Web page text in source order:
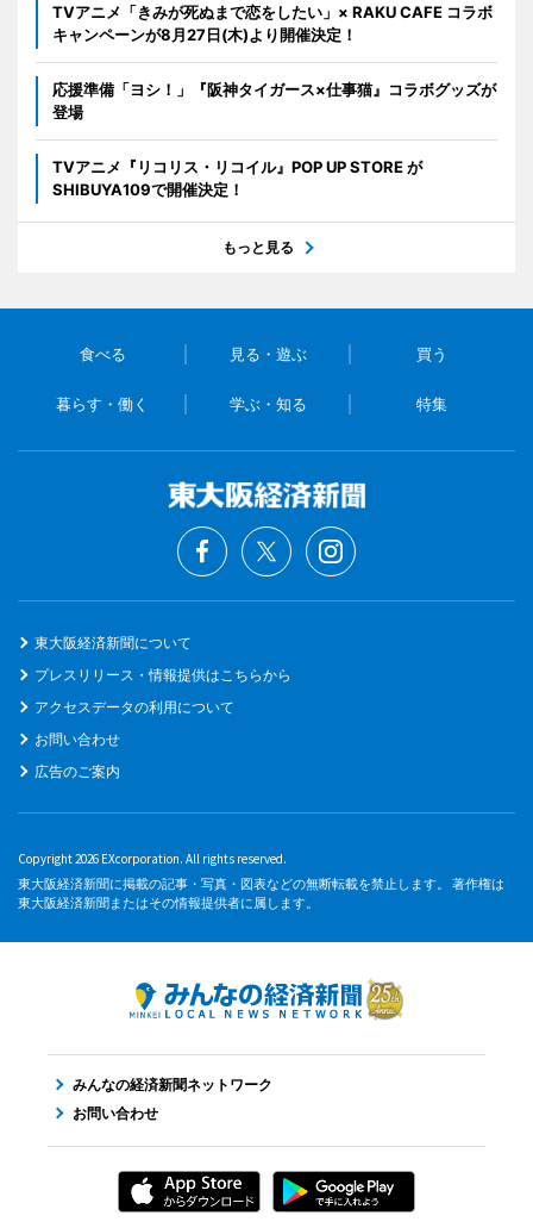
TVアニメ「きみが死ぬまで恋をしたい」× RAKU CAFE コラボ
キャンペーンが8月27日(木)より開催決定！
応援準備「ヨシ！」『阪神タイガース×仕事猫』コラボグッズが
登場
TVアニメ『リコリス・リコイル』POP UP STORE が
SHIBUYA109で開催決定！
もっと見る
食べる 見る・遊ぶ 買う
暮らす・働く 学ぶ・知る 特集
東大阪経済新聞について
プレスリリース・情報提供はこちらから
アクセスデータの利用について
お問い合わせ
広告のご案内
Copyright 2026 EXcorporation. All rights reserved.
東大阪経済新聞に掲載の記事・写真・図表などの無断転載を禁止します。 著作権は
東大阪経済新聞またはその情報提供者に属します。
みんなの経済新聞ネットワーク
お問い合わせ